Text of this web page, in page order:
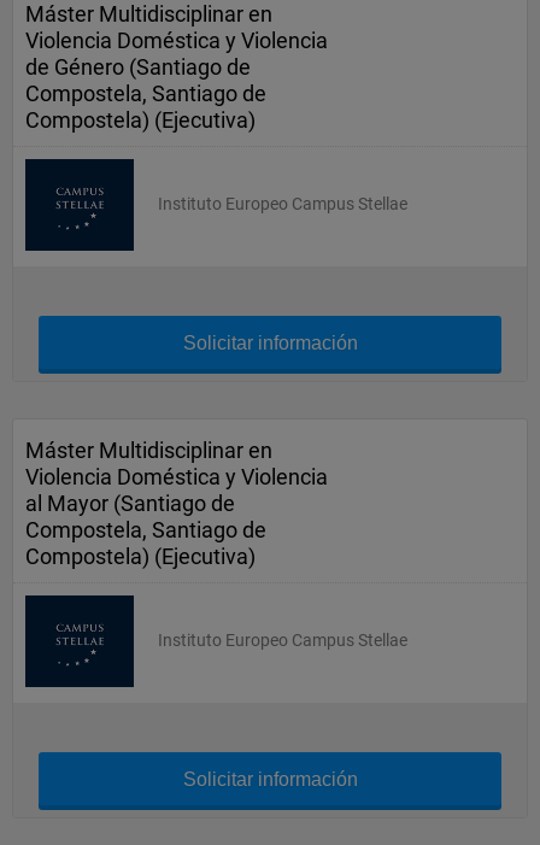
Máster Multidisciplinar en
Violencia Doméstica y Violencia
de Género (Santiago de
Compostela, Santiago de
Compostela) (Ejecutiva)
Instituto Europeo Campus Stellae
Solicitar información
Máster Multidisciplinar en
Violencia Doméstica y Violencia
al Mayor (Santiago de
Compostela, Santiago de
Compostela) (Ejecutiva)
Instituto Europeo Campus Stellae
Solicitar información